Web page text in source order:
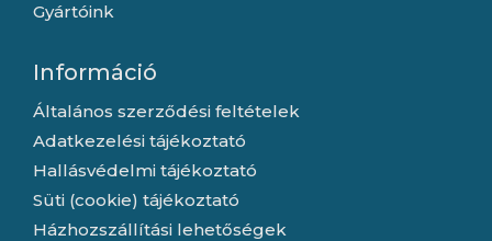
Gyártóink
Információ
Általános szerződési feltételek
Adatkezelési tájékoztató
Hallásvédelmi tájékoztató
Süti (cookie) tájékoztató
Házhozszállítási lehetőségek